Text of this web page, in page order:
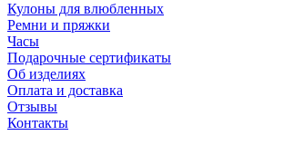
Кулоны для влюбленных
Ремни и пряжки
Часы
Подарочные сертификаты
Об изделиях
Оплата и доставка
Отзывы
Контакты